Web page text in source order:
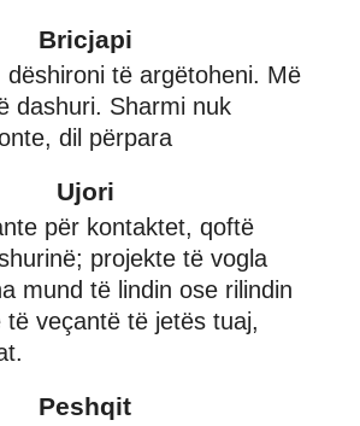
Bricjapi
dëshironi të argëtoheni. Më
dashuri. Sharmi nuk
dil përpara
Ujori
për kontaktet, qoftë
projekte të vogla
mund të lindin ose rilindin
të veçantë të jetës tuaj,
Peshqit